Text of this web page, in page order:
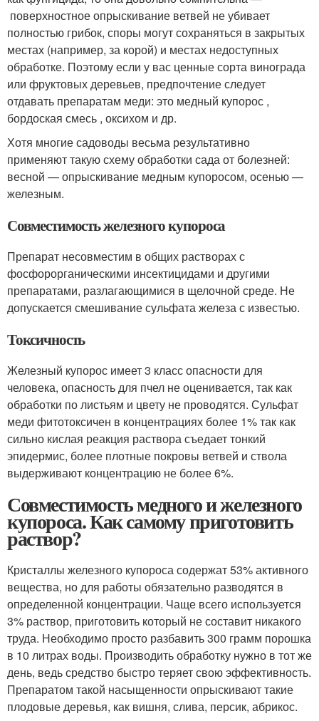
поверхностное опрыскивание ветвей не убивает
полностью грибок, споры могут сохраняться в закрытых
местах (например, за корой) и местах недоступных
обработке. Поэтому если у вас ценные сорта винограда
или фруктовых деревьев, предпочтение следует
отдавать препаратам меди: это медный купорос ,
бордоская смесь , оксихом и др.
Хотя многие садоводы весьма результативно
применяют такую схему обработки сада от болезней:
весной — опрыскивание медным купоросом, осенью —
железным.
Совместимость железного купороса
Препарат несовместим в общих растворах с
фосфорорганическими инсектицидами и другими
препаратами, разлагающимися в щелочной среде. Не
допускается смешивание сульфата железа с известью.
Токсичность
Железный купорос имеет 3 класс опасности для
человека, опасность для пчел не оценивается, так как
обработки по листьям и цвету не проводятся. Сульфат
меди фитотоксичен в концентрациях более 1% так как
сильно кислая реакция раствора съедает тонкий
эпидермис, более плотные покровы ветвей и ствола
выдерживают концентрацию не более 6%.
Совместимость медного и железного
купороса. Как самому приготовить
раствор?
Кристаллы железного купороса содержат 53% активного
вещества, но для работы обязательно разводятся в
определенной концентрации. Чаще всего используется
3% раствор, приготовить который не составит никакого
труда. Необходимо просто разбавить 300 грамм порошка
в 10 литрах воды. Производить обработку нужно в тот же
день, ведь средство быстро теряет свою эффективность.
Препаратом такой насыщенности опрыскивают такие
плодовые деревья, как вишня, слива, персик, абрикос.